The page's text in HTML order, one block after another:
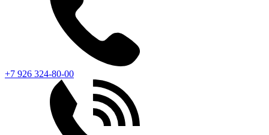
+7 926 324-80-00